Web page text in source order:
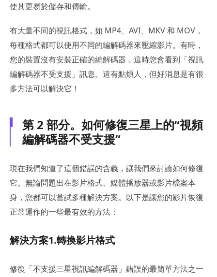
使其更易於儲存和傳輸。
有大量不同的視訊格式，如 MP4、AVI、MKV 和 MOV，
每種格式都可以使用不同的編解碼器來壓縮影片。有時，
您的裝置沒有安裝正確的編解碼器，這時您會看到「視訊
編解碼器不受支援」訊息。這有點煩人，但好消息是有很
多方法可以解決它！
第 2 部分。如何修復三星上的“視頻
編解碼器不受支援”
現在我們知道了這個錯誤的含義，讓我們來討論如何修復
它。無論問題出在影片格式、媒體播放器或影片檔案本
身，您都可以嘗試多種解決方案。以下是讓您的影片恢復
正常運作的一些最有效的方法：
解決方案1.轉換影片格式
修復「不支援三星視訊編解碼器」錯誤的最簡單方法之一